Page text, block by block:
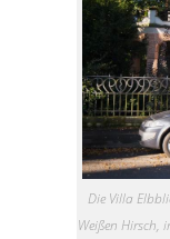
Die Villa
Weißen Hirsch,